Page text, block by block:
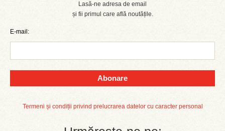
Lasă-ne adresa de email
și fii primul care află noutățile.
E-mail:
Abonare
Termeni și condiții privind prelucrarea datelor cu caracter personal